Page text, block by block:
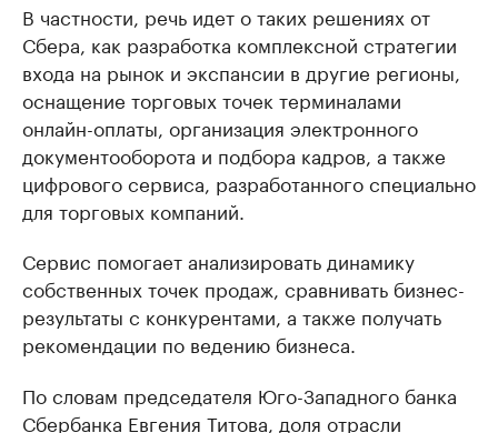
В частности, речь идет о таких решениях от
Сбера, как разработка комплексной стратегии
входа на рынок и экспансии в другие регионы,
оснащение торговых точек терминалами
онлайн-оплаты, организация электронного
документооборота и подбора кадров, а также
цифрового сервиса, разработанного специально
для торговых компаний.
Сервис помогает анализировать динамику
собственных точек продаж, сравнивать бизнес-
результаты с конкурентами, а также получать
рекомендации по ведению бизнеса.
По словам председателя Юго-Западного банка
Сбербанка Евгения Титова, доля отрасли